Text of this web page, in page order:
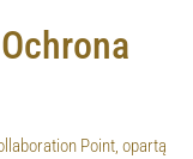
Point, opartą